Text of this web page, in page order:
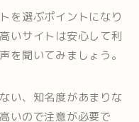
を選ぶポイントになり
いサイトは安心して利
を聞いてみましょう。
い、知名度があまりな
いので注意が必要で